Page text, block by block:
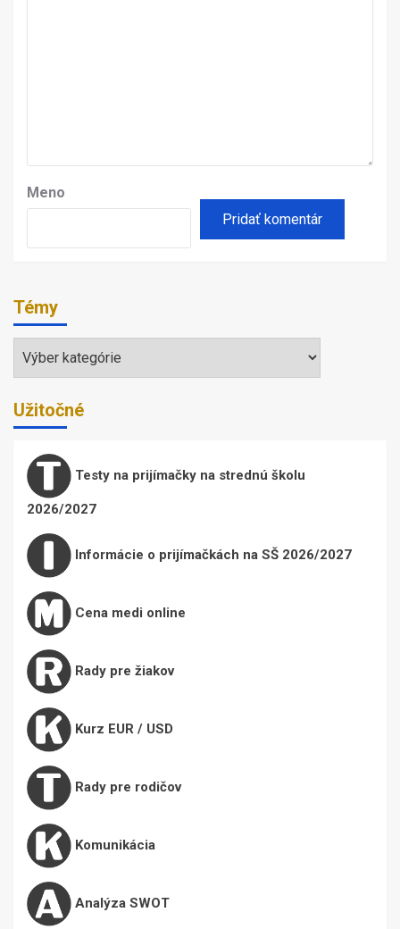
Meno
Témy
Témy
Užitočné
Testy na prijímačky na strednú školu
2026/2027
Informácie o prijímačkách na SŠ 2026/2027
Cena medi online
Rady pre žiakov
Kurz EUR / USD
Rady pre rodičov
Komunikácia
Analýza SWOT